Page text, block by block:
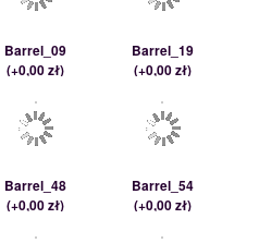
Barrel_09
(+0,00 zł)
Barrel_19
(+0,00 zł)
Barrel_48
(+0,00 zł)
Barrel_54
(+0,00 zł)